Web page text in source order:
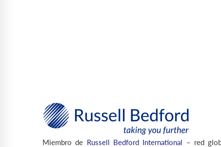
Miembro de Russell Bedford International – red